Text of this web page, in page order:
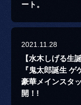
ート。
2021.11.28
【水木しげる生
『鬼太郎誕生 ゲ
豪華メインスタ
開！!